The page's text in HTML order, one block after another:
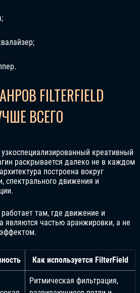
FILTERFIELD
ВСЕГО
креативный
раскрывается далеко не в каждом
построена вокруг
спектрального движения и
там, где движение и
являются частью аранжировки, а не
Как используется FilterField
Ритмическая фильтрация,